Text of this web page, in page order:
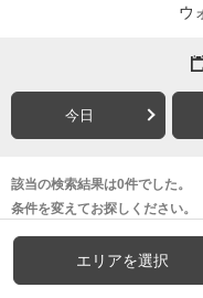
ウ
今日
該当の検索結果は0件でした。
条件を変えてお探しください。
エリアを選択